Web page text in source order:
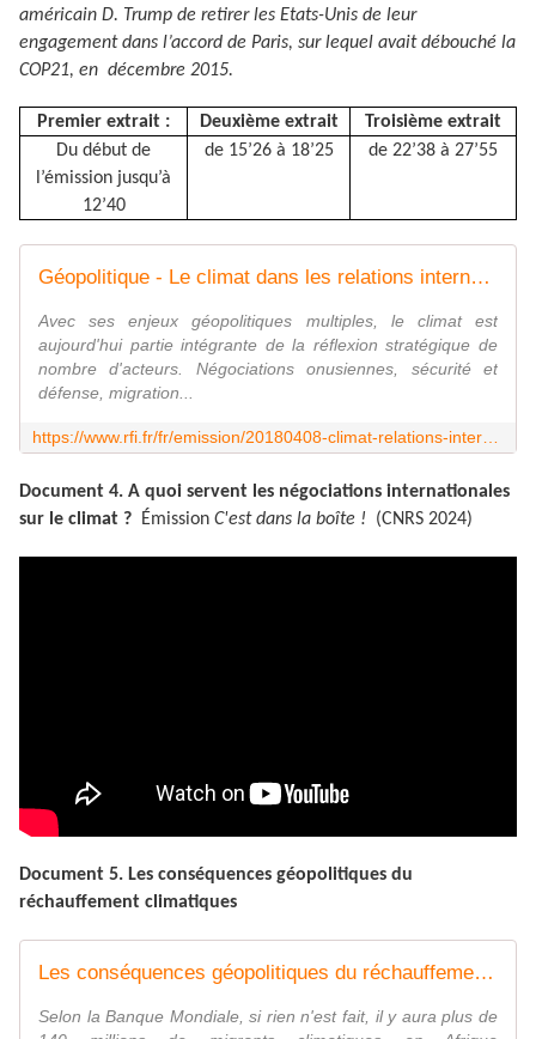
américain D. Trump de retirer les Etats-Unis de leur
engagement dans l’accord de Paris, sur lequel avait débouché la
COP21, en décembre 2015.
Premier extrait : Deuxième extrait
Troisième extrait
Du début de
l’émission jusqu’à
12’40
de 15’26 à 18’25 de 22’38 à 27’55
Géopolitique - Le climat dans les relations internationales
Avec ses enjeux géopolitiques multiples, le climat est
aujourd'hui partie intégrante de la réflexion stratégique de
nombre d'acteurs. Négociations onusiennes, sécurité et
défense, migration...
Document 4. A quoi servent les négociations internationales
sur le climat ? Émission C'est dans la boîte ! (CNRS 2024)
Document 5. Les conséquences géopolitiques du
réchauffement climatiques
Les conséquences géopolitiques du réchauffement climatique
Selon la Banque Mondiale, si rien n'est fait, il y aura plus de